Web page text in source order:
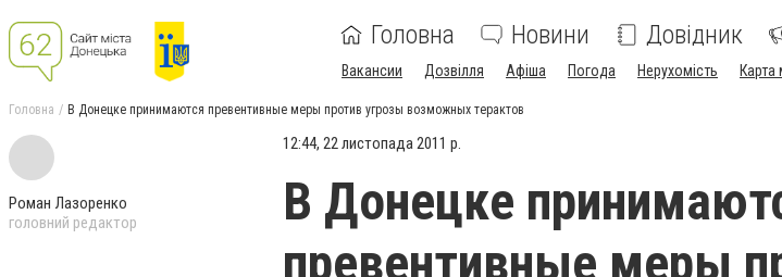
Головна Новини Довідник
Вакансии Дозвілля Афіша Погода Нерухомість Карта
Головна В Донецке принимаются превентивные меры против угрозы возможных терактов
Роман Лазоренко
головний редактор
12:44, 22 листопада 2011 р.
В Донецке
превентивные меры